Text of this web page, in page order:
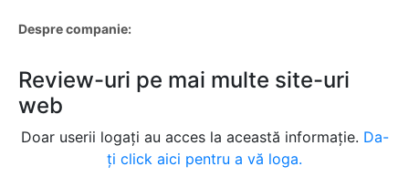
Despre companie:
Review-uri pe mai multe site-uri
web
Doar userii logați au acces la această informație. Da-
ți click aici pentru a vă loga.